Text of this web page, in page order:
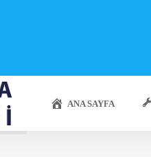
ANA SAYFA